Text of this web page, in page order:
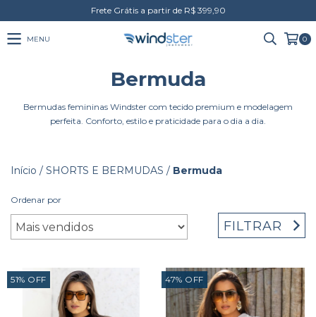
Frete Grátis a partir de R$ 399,90
MENU 0
Bermuda
Bermudas femininas Windster com tecido premium e modelagem
perfeita. Conforto, estilo e praticidade para o dia a dia.
Início / SHORTS E BERMUDAS / Bermuda
Ordenar por
FILTRAR
51% OFF 47% OFF